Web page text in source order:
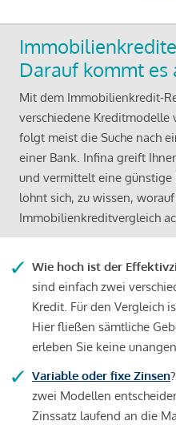
Darauf kommt es
Mit dem Immobilienkredit-
verschiedene Kreditmodelle
folgt meist die Suche nach
einer Bank. Infina greift
und vermittelt eine günstige
lohnt sich, zu wissen,
Immobilienkreditvergleich
Wie hoch ist der
sind einfach zwei
Kredit. Für den Vergleich
Hier fließen sämtliche
erleben Sie keine
Variable oder fixe Zinsen?
zwei Modellen
Zinssatz laufend an die